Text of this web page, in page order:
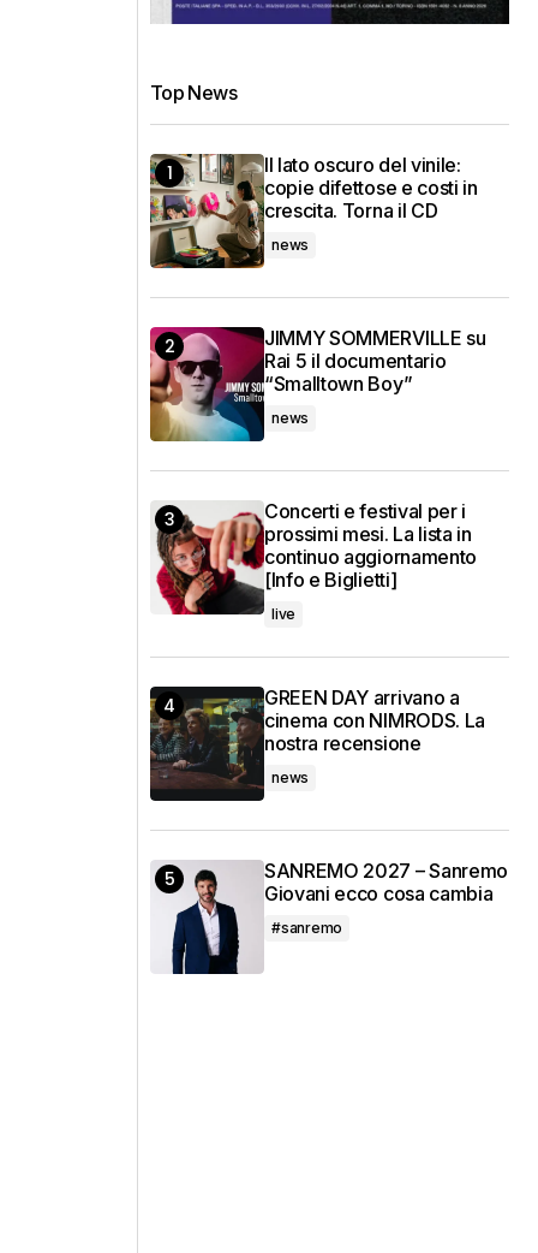
Top News
Il lato oscuro del vinile:
copie difettose e costi in
crescita. Torna il CD
news
JIMMY SOMMERVILLE su
Rai 5 il documentario
“Smalltown Boy”
news
Concerti e festival per i
prossimi mesi. La lista in
continuo aggiornamento
[Info e Biglietti]
live
GREEN DAY arrivano a
cinema con NIMRODS. La
nostra recensione
news
SANREMO 2027 – Sanremo
Giovani ecco cosa cambia
#sanremo